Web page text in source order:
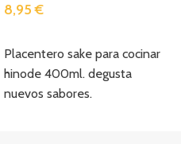
8,95€
Placentero sake para cocinar
hinode 400ml. degusta
nuevos sabores.